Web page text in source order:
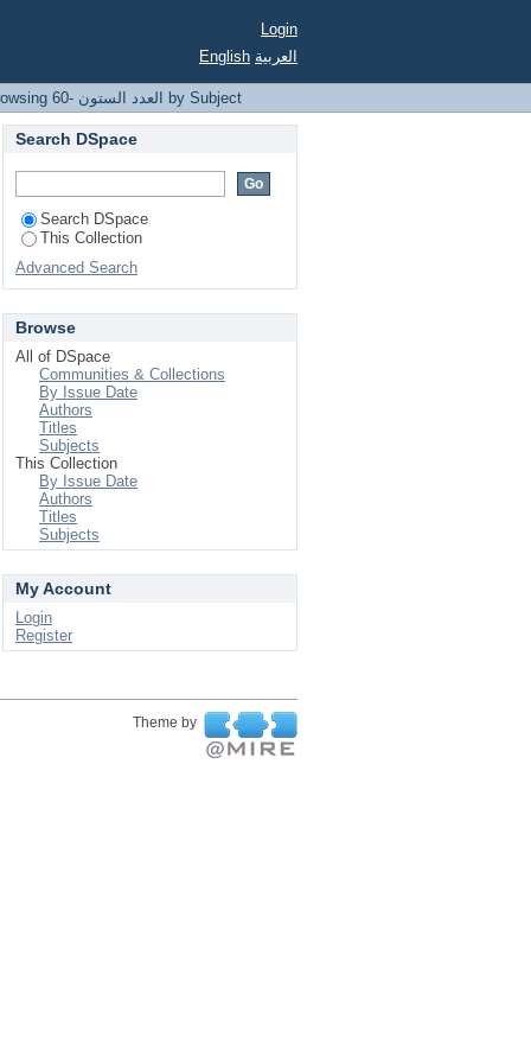
Login
English العربية
Browsing 60- العدد الستون by Subject
Search DSpace
Search DSpace
This Collection
Advanced Search
Browse
All of DSpace
Communities & Collections
By Issue Date
Authors
Titles
Subjects
This Collection
By Issue Date
Authors
Titles
Subjects
My Account
Login
Register
Theme by